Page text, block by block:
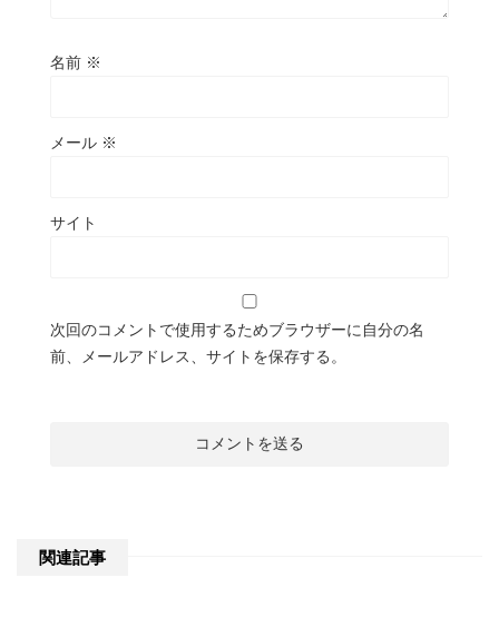
名前 ※
メール ※
サイト
次回のコメントで使用するためブラウザーに自分の名
前、メールアドレス、サイトを保存する。
関連記事